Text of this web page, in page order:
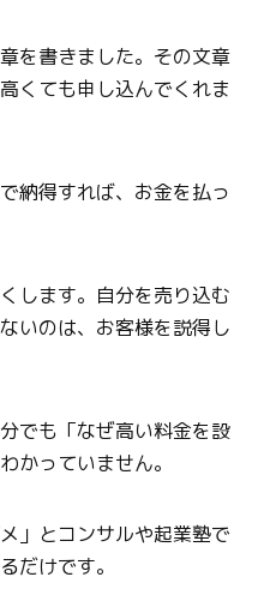
を書きました。その文章
くても申し込んでくれま
納得すれば、お金を払っ
します。自分を売り込む
いのは、お客様を説得し
でも「なぜ高い料金を設
かっていません。
」とコンサルや起業塾で
だけです。